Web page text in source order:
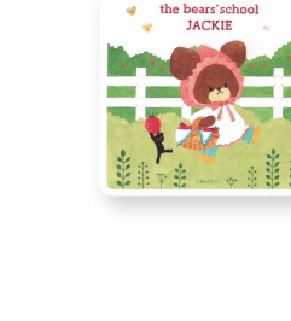
ル・コンサート
コンテンツ(クイズ・